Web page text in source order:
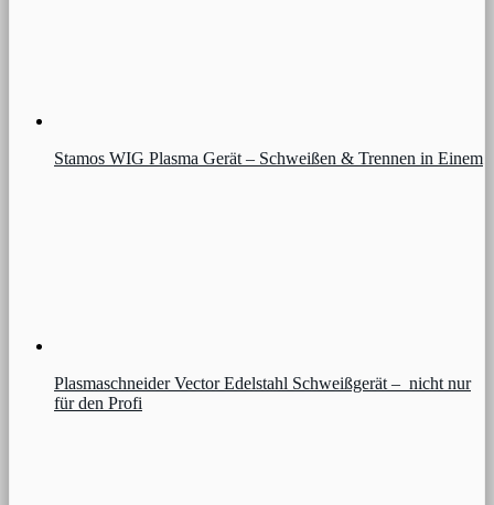
Stamos WIG Plasma Gerät – Schweißen & Trennen in Einem
Plasmaschneider Vector Edelstahl Schweißgerät – nicht nur
für den Profi